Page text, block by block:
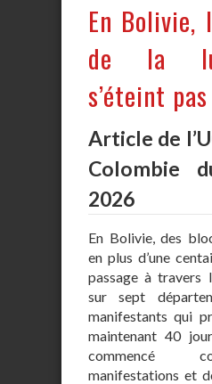
En Bolivie,
de la
s’éteint pas
Article de
Colombie
2026
En Bolivie, des
en plus d’une
passage à travers
sur sept
manifestants qui
maintenant 40
commencé
manifestations et